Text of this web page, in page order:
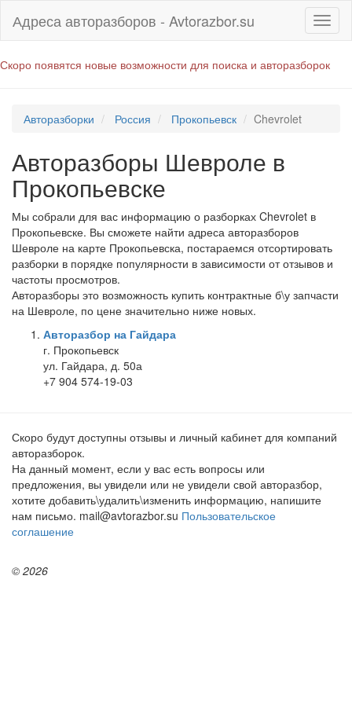
Адреса авторазборов - Avtorazbor.su
Скоро появятся новые возможности для поиска и авторазборок
Авторазборки Россия Прокопьевск Chevrolet
Авторазборы Шевроле в
Прокопьевске
Мы собрали для вас информацию о разборках Chevrolet в
Прокопьевске. Вы сможете найти адреса авторазборов
Шевроле на карте Прокопьевска, постараемся отсортировать
разборки в порядке популярности в зависимости от отзывов и
частоты просмотров.
Авторазборы это возможность купить контрактные б\у запчасти
на Шевроле, по цене значительно ниже новых.
Авторазбор на Гайдара
г. Прокопьевск
ул. Гайдара, д. 50а
+7 904 574-19-03
Скоро будут доступны отзывы и личный кабинет для компаний
авторазборок.
На данный момент, если у вас есть вопросы или
предложения, вы увидели или не увидели свой авторазбор,
хотите добавить\удалить\изменить информацию, напишите
нам письмо. mail@avtorazbor.su Пользовательское
соглашение
© 2026